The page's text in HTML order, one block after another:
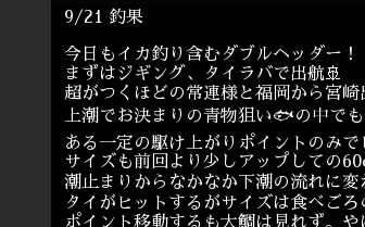
9/21 釣果
今日もイカ釣り含むダブルヘッダー！
まずはジギング、タイラバで出航🚢
超がつくほどの常連様と福岡から宮
上潮でお決まりの青物狙い🐟の中で
ある一定の駆け上がりポイントのみ
サイズも前回より少しアップしての
潮止まりからなかなか下潮の流れに
タイがヒットするがサイズは食べご
ポイント移動するも大鯛は見れず。